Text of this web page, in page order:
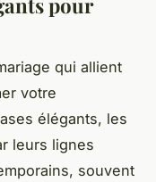
qui allient
votre
élégants, les
leurs lignes
souvent